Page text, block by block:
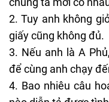
Tuy anh không
giấy cũng không đủ.
Nếu anh là A
để cùng anh chạy
Bao nhiêu câu